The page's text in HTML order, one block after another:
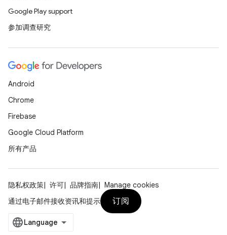
Google Play support
参加调查研究
Android
Chrome
Firebase
Google Cloud Platform
所有产品
隐私权政策 许可 品牌指南
Manage cookies
通过电子邮件接收资讯和提示
订阅